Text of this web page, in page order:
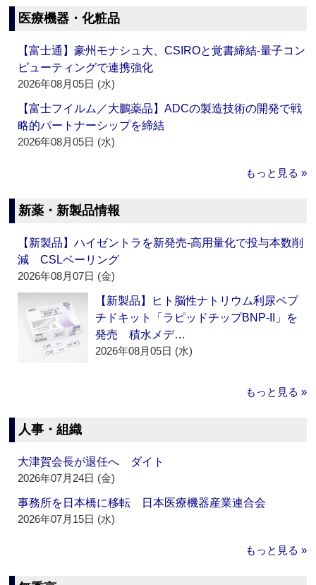
医療機器・化粧品
【富士通】豪州モナシュ大、CSIROと覚書締結‐量子コン
ピューティングで連携強化
2026年08月05日 (水)
【富士フイルム／大鵬薬品】ADCの製造技術の開発で戦
略的パートナーシップを締結
2026年08月05日 (水)
もっと見る »
新薬・新製品情報
【新製品】ハイゼントラを新発売‐高用量化で投与本数削
減 CSLベーリング
2026年08月07日 (金)
【新製品】ヒト脳性ナトリウム利尿ペプ
チドキット「ラピッドチップBNP-II」を
発売 積水メデ…
2026年08月05日 (水)
もっと見る »
人事・組織
大津賀会長が退任へ ダイト
2026年07月24日 (金)
事務所を日本橋に移転 日本医療機器産業連合会
2026年07月15日 (水)
もっと見る »